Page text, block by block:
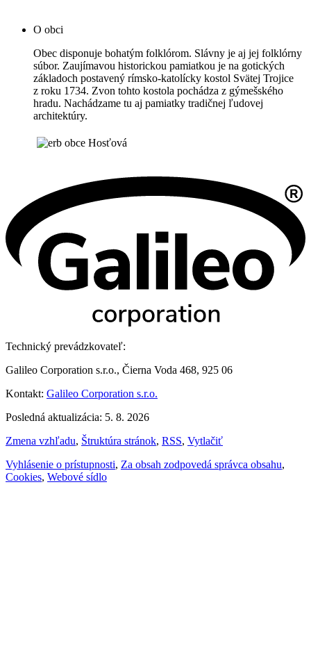
O obci
Obec disponuje bohatým folklórom. Slávny je aj jej folklórny
súbor. Zaujímavou historickou pamiatkou je na gotických
základoch postavený rímsko-katolícky kostol Svätej Trojice
z roku 1734. Zvon tohto kostola pochádza z gýmešského
hradu. Nachádzame tu aj pamiatky tradičnej ľudovej
architektúry.
Technický prevádzkovateľ:
Galileo Corporation s.r.o., Čierna Voda 468, 925 06
Kontakt: Galileo Corporation s.r.o.
Posledná aktualizácia: 5. 8. 2026
Zmena vzhľadu, Štruktúra stránok, RSS, Vytlačiť
Vyhlásenie o prístupnosti, Za obsah zodpovedá správca obsahu,
Cookies, Webové sídlo